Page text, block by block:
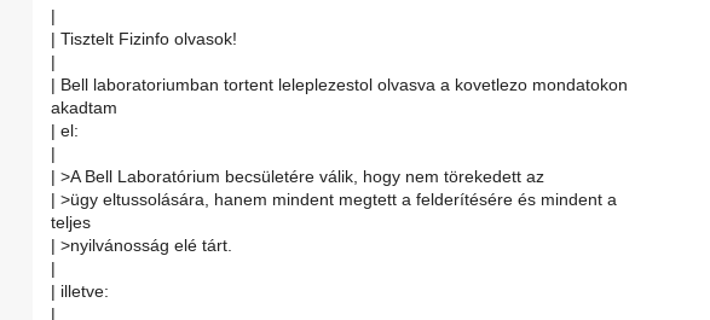
| Tisztelt Fizinfo olvasok!
| Bell laboratoriumban tortent leleplezestol olvasva a kovetlezo mondatokon
akadtam
| el:
| >A Bell Laboratórium becsületére válik, hogy nem törekedett az
| >ügy eltussolására, hanem mindent megtett a felderítésére és mindent a
teljes
| >nyilvánosság elé tárt.
| illetve: